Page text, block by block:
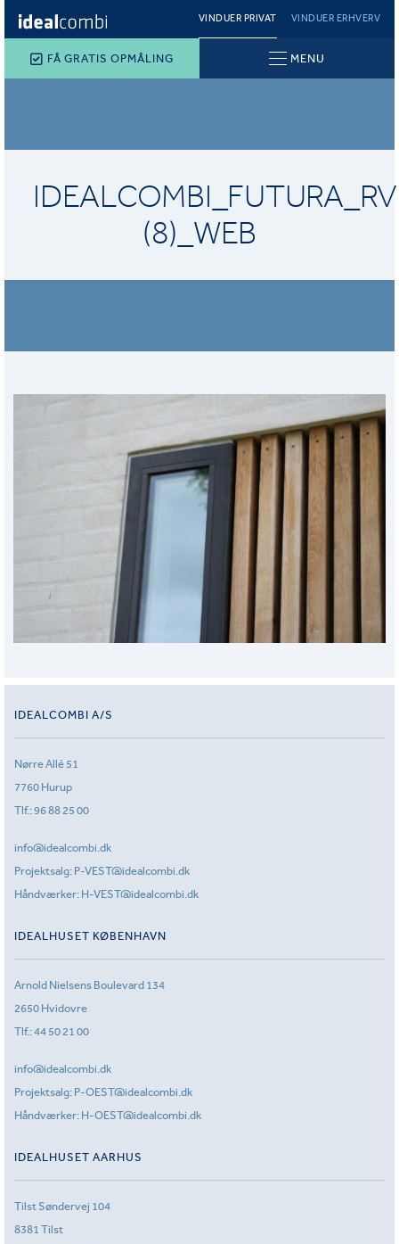
VINDUER PRIVAT VINDUER ERHVERV
FÅ GRATIS OPMÅLING MENU
(8)_WEB
IDEALCOMBI A/S
Nørre Allé 51
7760 Hurup
Tlf.:96 88 25 00
info@idealcombi.dk
Projektsalg: P-VEST@idealcombi.dk
Håndværker: H-VEST@idealcombi.dk
IDEALHUSET KØBENHAVN
Arnold Nielsens Boulevard 134
2650 Hvidovre
Tlf.:44 50 21 00
info@idealcombi.dk
Projektsalg: P-OEST@idealcombi.dk
Håndværker: H-OEST@idealcombi.dk
IDEALHUSET AARHUS
Tilst Søndervej 104
8381 Tilst